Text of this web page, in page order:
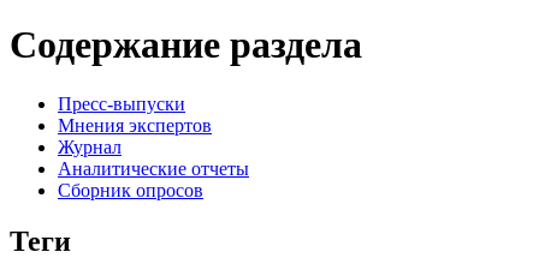
Содержание раздела
Пресс-выпуски
Мнения экспертов
Журнал
Аналитические отчеты
Сборник опросов
Теги